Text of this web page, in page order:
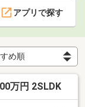
アプリで探す
万円 2SLDK